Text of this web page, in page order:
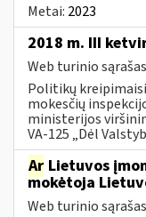
Metai: 2023
2018 m. III
Web turinio sąrašas
Politikų
mokesčių
ministerijos
VA-125 „Dėl
Ar Lietuvos
mokėtoja
Web turinio sąrašas